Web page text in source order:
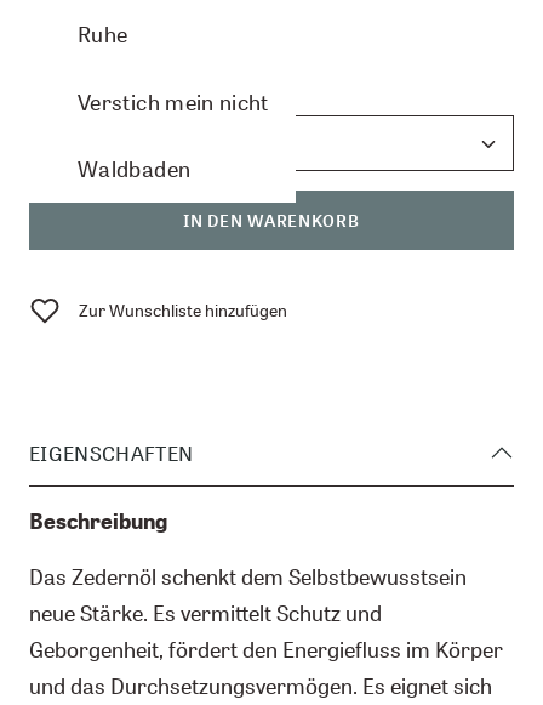
Ruhe
Verstich mein nicht
Waldbaden
CHF 9.50
Anzahl:
IN DEN WARENKORB
Zur Wunschliste hinzufügen
EIGENSCHAFTEN
Beschreibung
Das Zedernöl schenkt dem Selbstbewusstsein
neue Stärke. Es vermittelt Schutz und
Geborgenheit, fördert den Energiefluss im Körper
und das Durchsetzungsvermögen. Es eignet sich